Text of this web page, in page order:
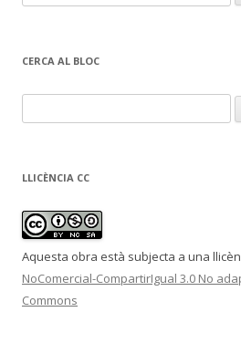
e
:
CERCA AL BLOC
e
:
LLICÈNCIA CC
Aquesta obra està subjecta a una
NoComercial-CompartirIgual 3.0 No
Commons